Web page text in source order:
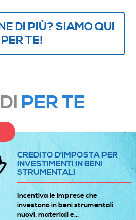
DI PIÙ? SIAMO QUI
PER TE!
PER TE
CREDITO D’IMPOSTA PER
INVESTIMENTI IN BENI
STRUMENTALI
Incentiva le imprese che
investono in beni strumentali
nuovi, materiali e...